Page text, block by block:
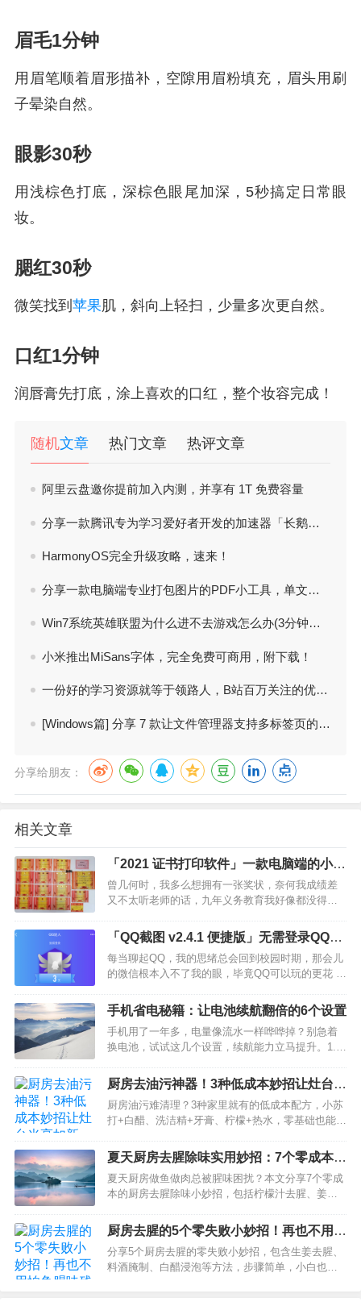
眉毛1分钟
用眉笔顺着眉形描补，空隙用眉粉填充，眉头用刷
子晕染自然。
眼影30秒
用浅棕色打底，深棕色眼尾加深，5秒搞定日常眼
妆。
腮红30秒
微笑找到 苹果肌，斜向上轻扫，少量多次更自然。
口红1分钟
润唇膏先打底，涂上喜欢的口红，整个妆容完成！
随机文章 热门文章 热评文章
阿里云盘邀你提前加入内测，并享有 1T 免费容量
分享一款腾讯专为学习爱好者开发的加速器「长鹅教育加速器」
HarmonyOS完全升级攻略，速来！
分享一款电脑端专业打包图片的PDF小工具，单文件版 无需安装
Win7系统英雄联盟为什么进不去游戏怎么办(3分钟解决LOL进不了游戏方法)
小米推出MiSans字体，完全免费可商用，附下载！
一份好的学习资源就等于领路人，B站百万关注的优质资源合集！免费分享
[Windows篇] 分享 7 款让文件管理器支持多标签页的软件
分享给朋友：
相关文章
「2021 证书打印软件」一款电脑端的小工
具，可用于打印奖状
曾几何时，我多么想拥有一张奖状，奈何我成绩差
又不太听老师的话，九年义务教育我好像都没得过
状，我都羞愧难当*图片来自网络或许这就是大人口
中别人家的孩子吧，不得不说，这也算是我学生时
代的一大遗憾，随手在某宝搜了一下，这种奖状的
销量还挺高的，看得出来需求量还挺大的…
「QQ截图 v2.4.1 便捷版」无需登录QQ也
能使用截图功能，免费
每当聊起QQ，我的思绪总会回到校园时期，那会儿
的微信根本入不了我的眼，毕竟QQ可以玩的更花 之
毕业之后，我发现在QQ上已经联系不到朋友了，非
得发微…
手机省电秘籍：让电池续航翻倍的6个设置
手机用了一年多，电量像流水一样哗哗掉？别急着
换电池，试试这几个设置，续航能力立马提升。1.
消耗大量电量。iPhone设置-通用-后台App刷新-关
闭，安卓设置-应用管理-关闭后台活动。2. 降低屏幕
亮度屏幕是手机最耗电的部件。把亮度调到50%以
下，或者…
厨房去油污神器！3种低成本妙招让灶台光
亮如新
厨房油污难清理？3种家里就有的低成本配方，小苏
打+白醋、洗洁精+牙膏、柠檬+热水，零基础也能轻
夏天厨房去腥除味实用妙招：7个零成本小
技巧，做饭再也不怕鱼腥味
夏天厨房做鱼做肉总被腥味困扰？本文分享7个零成
本的厨房去腥除味小妙招，包括柠檬汁去腥、姜汁
是家里现成的，零基础照做就行。…
厨房去腥的5个零失败小妙招！再也不用怕
鱼腥味残留
分享5个厨房去腥的零失败小妙招，包含生姜去腥、
料酒腌制、白醋浸泡等方法，步骤简单，小白也能